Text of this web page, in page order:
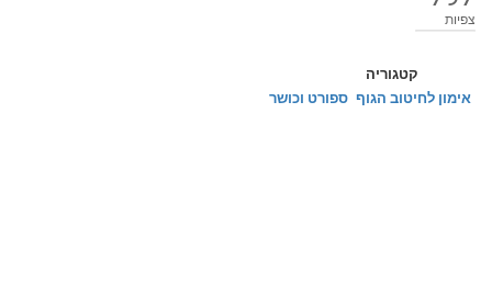
צפיות
קטגוריה
אימון לחיטוב הגוף ספורט וכושר